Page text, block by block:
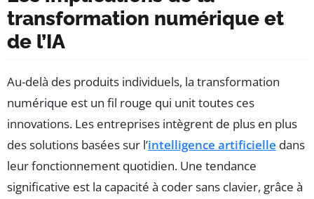
transformation numérique et
de l’IA
Au-delà des produits individuels, la transformation
numérique est un fil rouge qui unit toutes ces
innovations. Les entreprises intègrent de plus en plus
des solutions basées sur l’intelligence artificielle dans
leur fonctionnement quotidien. Une tendance
significative est la capacité à coder sans clavier, grâce à